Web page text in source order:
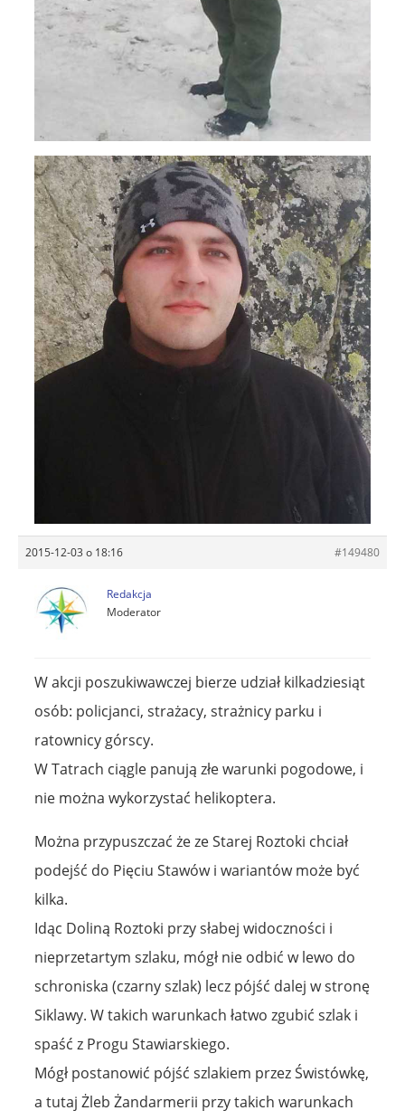
2015-12-03 o 18:16 #149480
Redakcja
Moderator
W akcji poszukiwawczej bierze udział kilkadziesiąt
osób: policjanci, strażacy, strażnicy parku i
ratownicy górscy.
W Tatrach ciągle panują złe warunki pogodowe, i
nie można wykorzystać helikoptera.
Można przypuszczać że ze Starej Roztoki chciał
podejść do Pięciu Stawów i wariantów może być
kilka.
Idąc Doliną Roztoki przy słabej widoczności i
nieprzetartym szlaku, mógł nie odbić w lewo do
schroniska (czarny szlak) lecz pójść dalej w stronę
Siklawy. W takich warunkach łatwo zgubić szlak i
spaść z Progu Stawiarskiego.
Mógł postanowić pójść szlakiem przez Świstówkę,
a tutaj Żleb Żandarmerii przy takich warunkach